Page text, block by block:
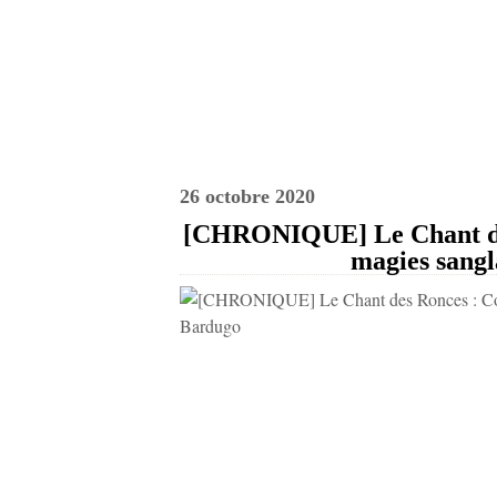
26 octobre 2020
[CHRONIQUE] Le Chant
magies